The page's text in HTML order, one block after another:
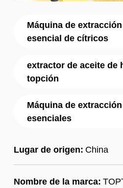
Máquina de
esencial de cítricos
extractor de aceite de
topción
Máquina de
esenciales
Lugar de origen: China
Nombre de la marca: